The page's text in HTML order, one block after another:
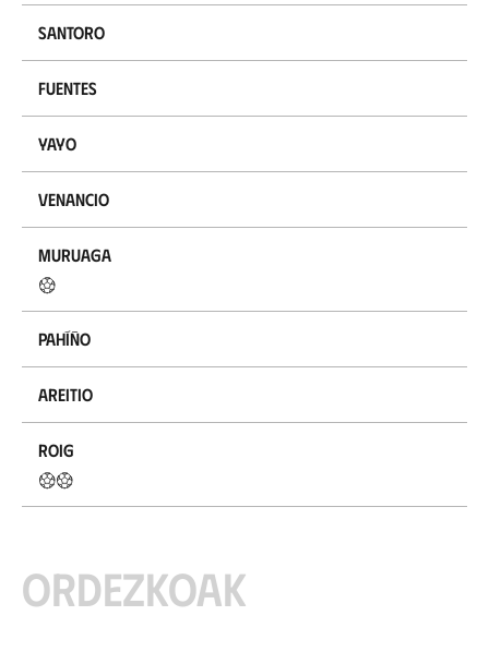
Santoro
Fuentes
Yayo
Venancio
Muruaga
Pahíño
Areitio
Roig
Ordezkoak